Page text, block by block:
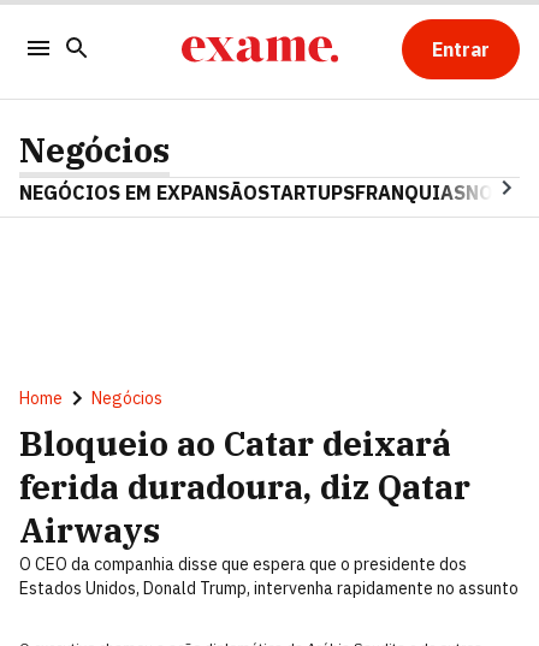
Entrar
Negócios
NEGÓCIOS EM EXPANSÃOSTARTUPSFRANQUIAS
Home Negócios
Bloqueio ao Catar deixará
ferida duradoura, diz Qatar
Airways
O CEO da companhia disse que espera que o presidente dos
Estados Unidos, Donald Trump, intervenha rapidamente no assunto